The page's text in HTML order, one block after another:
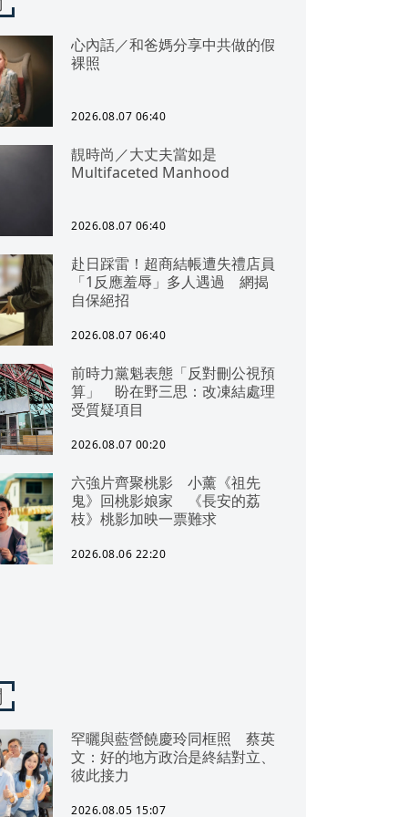
心內話／和爸媽分享中共做的假
裸照
2026.08.07 06:40
靚時尚／大丈夫當如是
Multifaceted Manhood
2026.08.07 06:40
赴日踩雷！超商結帳遭失禮店員
「1反應羞辱」多人遇過 網揭
自保絕招
2026.08.07 06:40
前時力黨魁表態「反對刪公視預
算」 盼在野三思：改凍結處理
受質疑項目
2026.08.07 00:20
六強片齊聚桃影 小薰《祖先
鬼》回桃影娘家 《長安的荔
枝》桃影加映一票難求
2026.08.06 22:20
罕曬與藍營饒慶玲同框照 蔡英
文：好的地方政治是終結對立、
彼此接力
2026.08.05 15:07